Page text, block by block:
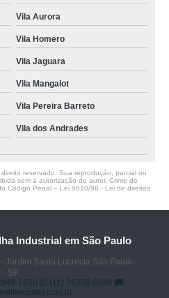
Vila Aurora
Vila Homero
Vila Jaguara
Vila Mangalot
Vila Pereira Barreto
Vila dos Andrades
reservado. Sua reprodução, parcial ou
sem a autorização do autor. Crime de
Código Penal – Lei 9610/98 - Lei de direitos
Industrial em São Paulo
Jardim Santa Lucrécia São Paulo -
SP
1600
(11) 96358-0246